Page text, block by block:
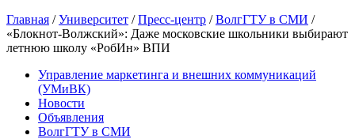
Главная /Университет /Пресс-центр /ВолгГТУ в СМИ /
«Блокнот-Волжский»: Даже московские школьники выбирают
летнюю школу «РобИн» ВПИ
Управление маркетинга и внешних коммуникаций
(УМиВК)
Новости
Объявления
ВолгГТУ в СМИ